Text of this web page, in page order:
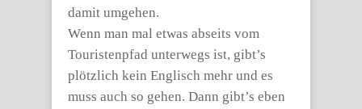
damit umgehen.
Wenn man mal etwas abseits vom
Touristenpfad unterwegs ist, gibt’s
plötzlich kein Englisch mehr und es
muss auch so gehen. Dann gibt’s eben